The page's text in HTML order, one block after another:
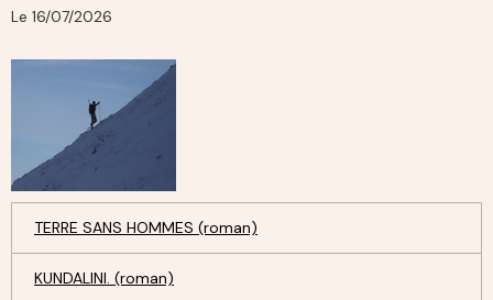
Le 16/07/2026
TERRE SANS HOMMES (roman)
KUNDALINI. (roman)